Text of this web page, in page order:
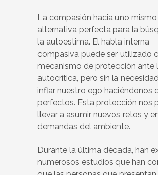
La compasión hacia uno
alternativa perfecta para la
la autoestima. El habla interna
compasiva puede ser utilizado
mecanismo de protección ante
autocrítica, pero sin la
inflar nuestro ego haciéndonos
perfectos. Esta protección nos
llevar a asumir nuevos retos y
demandas del ambiente.
Durante la última década, han
numerosos estudios que han